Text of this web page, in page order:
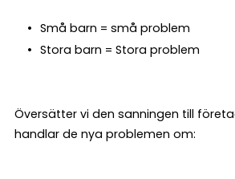
Små barn = små problem
Stora barn = Stora problem
Översätter vi den sanningen till
handlar de nya problemen om: